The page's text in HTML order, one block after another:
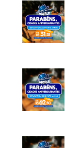
INFO
INFO